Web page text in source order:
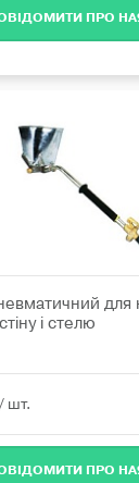
ПРО
для
і стелю
/ шт.
ПРО